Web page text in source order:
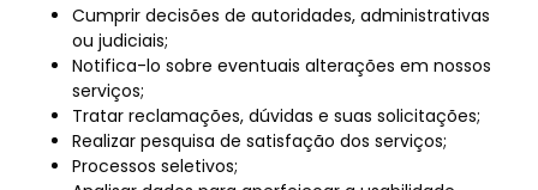
Cumprir decisões de autoridades, administrativas
ou judiciais;
Notifica-lo sobre eventuais alterações em nossos
serviços;
Tratar reclamações, dúvidas e suas solicitações;
Realizar pesquisa de satisfação dos serviços;
Processos seletivos;